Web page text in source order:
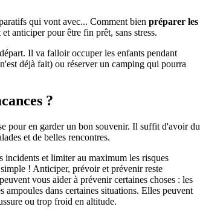
qui vont avec... Comment bien préparer les
anticiper pour être fin prêt, sans stress.
Il va falloir occuper les enfants pendant
déjà fait) ou réserver un camping qui pourra
?
pour en garder un bon souvenir. Il suffit d'avoir du
et de belles rencontres.
incidents et limiter au maximum les risques
! Anticiper, prévoir et prévenir reste
vous aider à prévenir certaines choses : les
ampoules dans certaines situations. Elles peuvent
ou trop froid en altitude.